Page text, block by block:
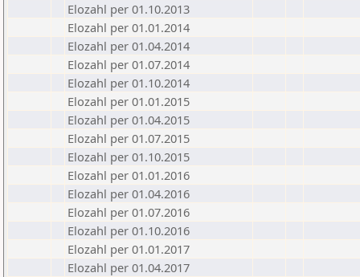
Elozahl per 01.10.2013
Elozahl per 01.01.2014
Elozahl per 01.04.2014
Elozahl per 01.07.2014
Elozahl per 01.10.2014
Elozahl per 01.01.2015
Elozahl per 01.04.2015
Elozahl per 01.07.2015
Elozahl per 01.10.2015
Elozahl per 01.01.2016
Elozahl per 01.04.2016
Elozahl per 01.07.2016
Elozahl per 01.10.2016
Elozahl per 01.01.2017
Elozahl per 01.04.2017